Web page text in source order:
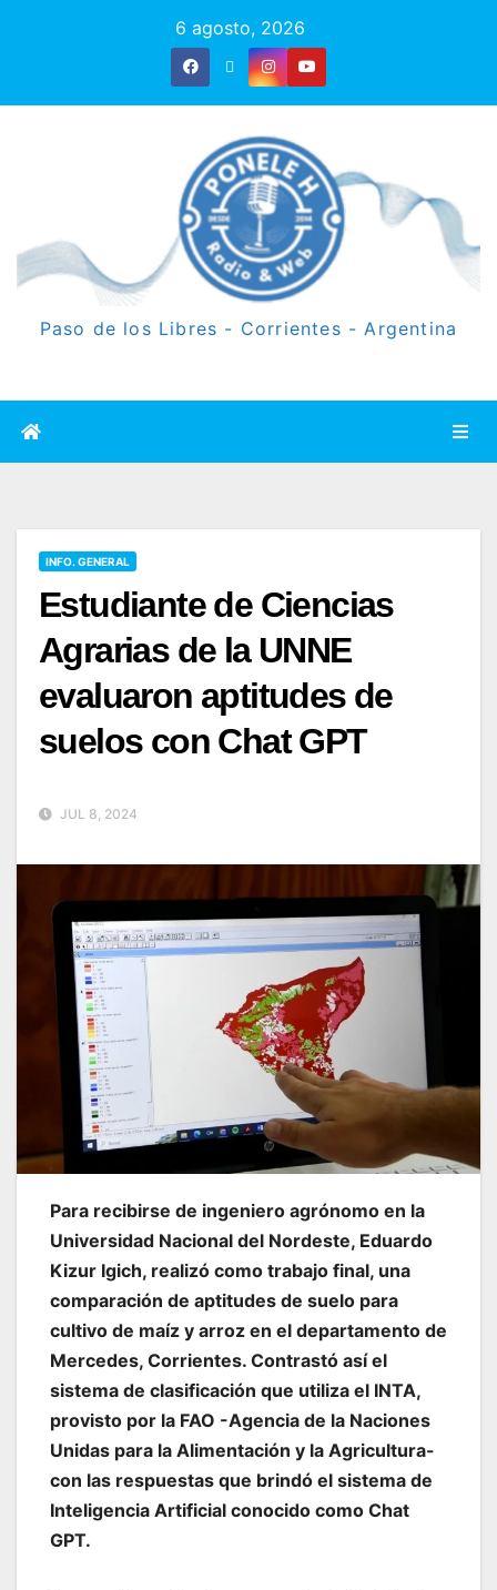
6 agosto, 2026
Paso de los Libres - Corrientes - Argentina
INFO. GENERAL
Estudiante de Ciencias
Agrarias de la UNNE
evaluaron aptitudes de
suelos con Chat GPT
JUL 8, 2024
Para recibirse de ingeniero agrónomo en la
Universidad Nacional del Nordeste, Eduardo
Kizur Igich, realizó como trabajo final, una
comparación de aptitudes de suelo para
cultivo de maíz y arroz en el departamento de
Mercedes, Corrientes. Contrastó así el
sistema de clasificación que utiliza el INTA,
provisto por la FAO -Agencia de la Naciones
Unidas para la Alimentación y la Agricultura-
con las respuestas que brindó el sistema de
Inteligencia Artificial conocido como Chat
GPT.